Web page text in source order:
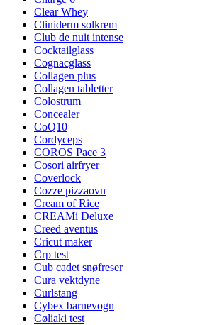
Clear Whey
Cliniderm solkrem
Club de nuit intense
Cocktailglass
Cognacglass
Collagen plus
Collagen tabletter
Colostrum
Concealer
CoQ10
Cordyceps
COROS Pace 3
Cosori airfryer
Coverlock
Cozze pizzaovn
Cream of Rice
CREAMi Deluxe
Creed aventus
Cricut maker
Crp test
Cub cadet snøfreser
Cura vektdyne
Curlstang
Cybex barnevogn
Cøliaki test